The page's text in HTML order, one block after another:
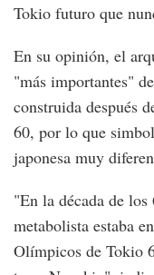
Tokio futuro que
En su opinión, el
"más importantes"
construida después
60, por lo que
japonesa muy
"En la década de
metabolista estaba
Olímpicos de Tokio